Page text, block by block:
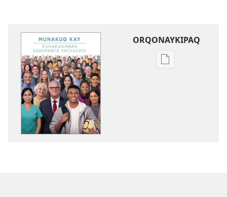
ORQONAYKIPAQ
Kaypi